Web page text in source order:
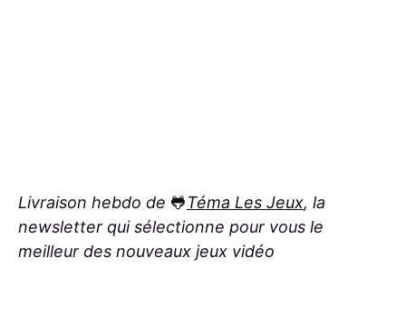
Livraison hebdo de 🐸Téma Les Jeux, la
newsletter qui sélectionne pour vous le
meilleur des nouveaux jeux vidéo